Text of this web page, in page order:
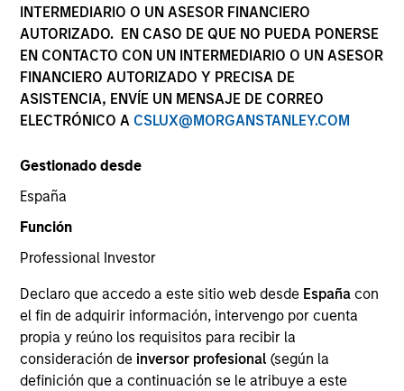
INTERMEDIARIO O UN ASESOR FINANCIERO
AUTORIZADO. EN CASO DE QUE NO PUEDA PONERSE
EN CONTACTO CON UN INTERMEDIARIO O UN ASESOR
FINANCIERO AUTORIZADO Y PRECISA DE
ASISTENCIA, ENVÍE UN MENSAJE DE CORREO
ELECTRÓNICO A CSLUX@MORGANSTANLEY.COM
Gestionado desde
España
Función
Professional Investor
Declaro que accedo a este sitio web desde España con
el fin de adquirir información, intervengo por cuenta
propia y reúno los requisitos para recibir la
consideración de inversor profesional(según la
definición que a continuación se le atribuye a este
YEARS OF INDUSTRY EXPERIENCE
Navindu Katugampola is Global Head of
Sustainability for MSIM. He joined Morgan Stanley